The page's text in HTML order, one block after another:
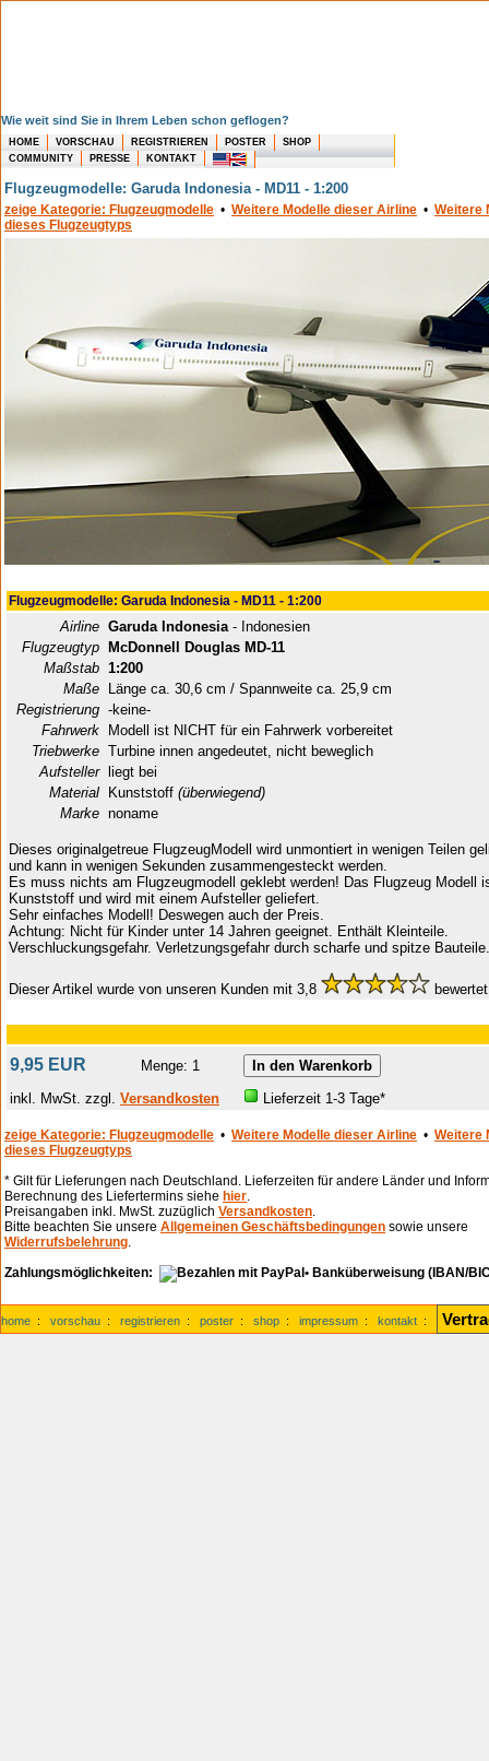
Wie weit sind Sie in Ihrem Leben schon geflogen?
HOME VORSCHAU REGISTRIEREN POSTER
SHOP
COMMUNITY
PRESSE KONTAKT
Flugzeugmodelle: Garuda Indonesia - MD11 - 1:200
zeige Kategorie: Flugzeugmodelle • Weitere Modelle dieser Airline • Weitere
dieses Flugzeugtyps
Flugzeugmodelle: Garuda Indonesia - MD11 - 1:200
Airline Garuda Indonesia- Indonesien
Flugzeugtyp
McDonnell Douglas MD-11
Maßstab 1:200
Maße
Länge ca. 30,6 cm / Spannweite ca. 25,9 cm
Registrierung -keine-
Fahrwerk
Modell ist NICHT für ein Fahrwerk vorbereitet
Triebwerke Turbine innen angedeutet, nicht beweglich
Aufsteller
liegt bei
Material
Kunststoff (überwiegend)
Marke noname
Dieses originalgetreue FlugzeugModell wird unmontiert in wenigen Teilen
und kann in wenigen Sekunden zusammengesteckt werden.
Es muss nichts am Flugzeugmodell geklebt werden! Das Flugzeug Modell
Kunststoff und wird mit einem Aufsteller geliefert.
Sehr einfaches Modell! Deswegen auch der Preis.
Achtung: Nicht für Kinder unter 14 Jahren geeignet. Enthält Kleinteile.
Verschluckungsgefahr. Verletzungsgefahr durch scharfe und spitze Bauteile.
Dieser Artikel wurde von unseren Kunden mit 3,8
9,95 EUR
Menge: 1
inkl. MwSt. zzgl. Versandkosten Lieferzeit 1-3 Tage*
zeige Kategorie: Flugzeugmodelle • Weitere Modelle dieser Airline • Weitere
dieses Flugzeugtyps
* Gilt für Lieferungen nach Deutschland. Lieferzeiten für andere Länder und
Berechnung des Liefertermins siehe hier.
Preisangaben inkl. MwSt. zuzüglich Versandkosten.
Bitte beachten Sie unsere Allgemeinen Geschäftsbedingungen sowie unsere
Widerrufsbelehrung.
Zahlungsmöglichkeiten:
• Banküberweisung (IBAN/
home : vorschau : registrieren : poster : shop : impressum : kontakt :